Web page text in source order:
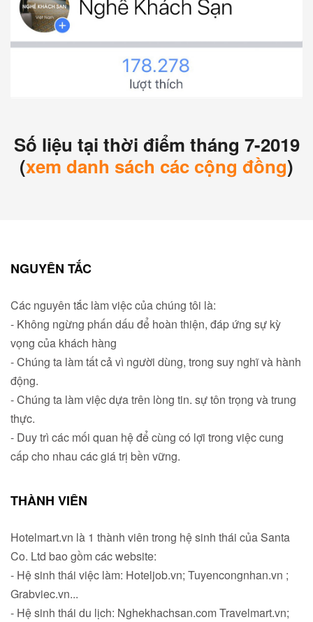
Số liệu tại thời điểm tháng 7-2019
(xem danh sách các cộng đồng)
NGUYÊN TẮC
Các nguyên tắc làm việc của chúng tôi là:
- Không ngừng phấn dấu để hoàn thiện, đáp ứng sự kỳ
vọng của khách hàng
- Chúng ta làm tất cả vì người dùng, trong suy nghĩ và hành
động.
- Chúng ta làm việc dựa trên lòng tin. sự tôn trọng và trung
thực.
- Duy trì các mối quan hệ để cùng có lợi trong việc cung
cấp cho nhau các giá trị bền vững.
THÀNH VIÊN
Hotelmart.vn là 1 thành viên trong hệ sinh thái của Santa
Co. Ltd bao gồm các website:
- Hệ sinh thái việc làm: Hoteljob.vn; Tuyencongnhan.vn ;
Grabviec.vn...
- Hệ sinh thái du lịch: Nghekhachsan.com Travelmart.vn;